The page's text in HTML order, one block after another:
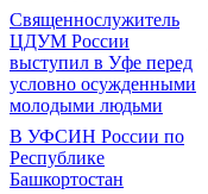
Священнослужитель
ЦДУМ России
выступил в Уфе перед
условно осужденными
молодыми людьми
В УФСИН России по
Республике
Башкортостан